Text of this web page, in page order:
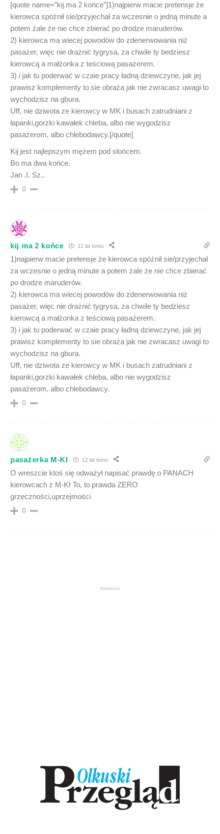
[quote name=”kij ma 2 końce”]1)najpierw macie pretensje że
kierowca spóżnił sie/przyjechał za wczesnie o jedną minute a
potem żale że nie chce zbierać po drodze maruderów.
2) kierowca ma wiecej powodów do zdenerwowania niż
pasażer, więc nie drażnić tygrysa, za chwile ty bedziesz
kierowcą a małżonka z teściową pasażerem.
3) i jak tu poderwać w czaie pracy ładną dziewczyne, jak jej
prawisz komplementy to sie obraża jak nie zwracasz uwagi to
wychodzisz na gbura.
Uff, nie dziwota ze kierowcy w MK i busach zatrudniani z
łapanki,gorzki kawałek chleba, albo nie wygodzisz
pasażerom, albo chlebodawcy.[/quote]
Kij jest najlepszym mężem pod słońcem.
Bo ma dwa końce.
Jan .I. Sz..
0
kij ma 2 końce 12 lat temu
1)najpierw macie pretensje że kierowca spóżnił sie/przyjechał
za wczesnie o jedną minute a potem żale że nie chce zbierać
po drodze maruderów.
2) kierowca ma wiecej powodów do zdenerwowania niż
pasażer, więc nie drażnić tygrysa, za chwile ty bedziesz
kierowcą a małżonka z teściową pasażerem.
3) i jak tu poderwać w czaie pracy ładną dziewczyne, jak jej
prawisz komplementy to sie obraża jak nie zwracasz uwagi to
wychodzisz na gbura.
Uff, nie dziwota ze kierowcy w MK i busach zatrudniani z
łapanki,gorzki kawałek chleba, albo nie wygodzisz
pasażerom, albo chlebodawcy.
0
pasażerka M-KI 12 lat temu
O wreszcie ktoś się odważył napisać prawdę o PANACH
kierowcach z M-KI To, to prawda ZERO
grzeczności,uprzejmości
0
Reklama